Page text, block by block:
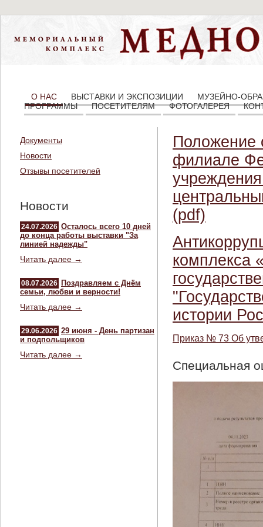
О НАС ВЫСТАВКИ И ЭКСПОЗИЦИИ
МУЗЕЙНО-
ПРОГРАММЫ
ПОСЕТИТЕЛЯМ ФОТОГАЛЕРЕЯ
Документы
Новости
Отзывы посетителей
Новости
24.07.2026 Осталось всего 10 дней
до конца работы выставки "За
линией надежды"
Читать далее →
08.07.2026 Поздравляем с Днём
семьи, любви и верности!
Читать далее →
29.06.2026 29 июня - День партизан
и подпольщиков
Читать далее →
Положение
филиале
(pdf)
комплекса
истории
Приказ № 73 Об
Специальная